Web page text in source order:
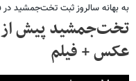
به بهانه‌ سالروز ثبت تخت‌جمشید
تخت‌جمشید پیش از
عکس + فیلم